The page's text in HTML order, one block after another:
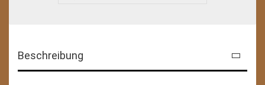
Beschreibung